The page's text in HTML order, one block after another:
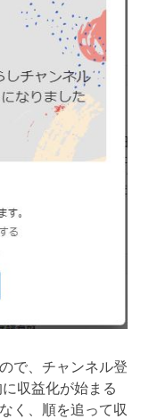
で、チャンネル登
収益化が始まる
く、順を追って収